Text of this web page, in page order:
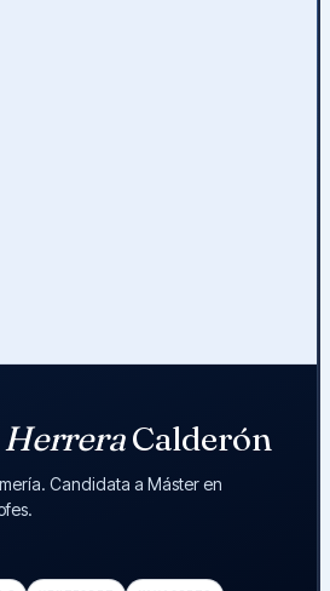
HerreraCalderón
Candidata a Máster en